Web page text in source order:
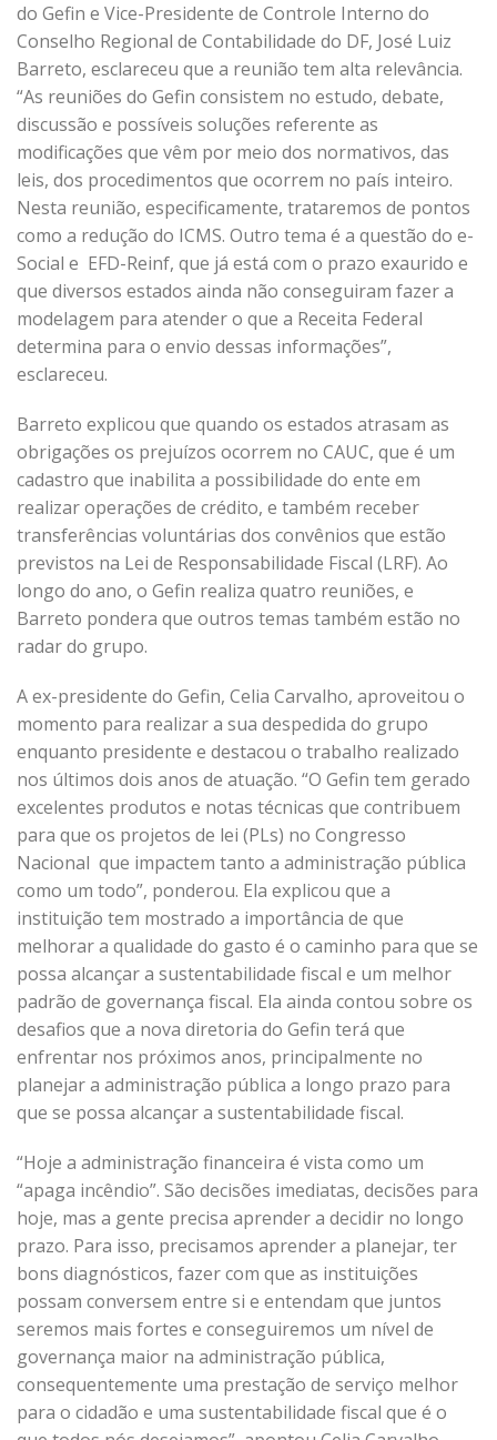
do Gefin e Vice-Presidente de Controle Interno do
Conselho Regional de Contabilidade do DF, José Luiz
Barreto, esclareceu que a reunião tem alta relevância.
“As reuniões do Gefin consistem no estudo, debate,
discussão e possíveis soluções referente as
modificações que vêm por meio dos normativos, das
leis, dos procedimentos que ocorrem no país inteiro.
Nesta reunião, especificamente, trataremos de pontos
como a redução do ICMS. Outro tema é a questão do e-
Social e EFD-Reinf, que já está com o prazo exaurido e
que diversos estados ainda não conseguiram fazer a
modelagem para atender o que a Receita Federal
determina para o envio dessas informações”,
esclareceu.
Barreto explicou que quando os estados atrasam as
obrigações os prejuízos ocorrem no CAUC, que é um
cadastro que inabilita a possibilidade do ente em
realizar operações de crédito, e também receber
transferências voluntárias dos convênios que estão
previstos na Lei de Responsabilidade Fiscal (LRF). Ao
longo do ano, o Gefin realiza quatro reuniões, e
Barreto pondera que outros temas também estão no
radar do grupo.
A ex-presidente do Gefin, Celia Carvalho, aproveitou o
momento para realizar a sua despedida do grupo
enquanto presidente e destacou o trabalho realizado
nos últimos dois anos de atuação. “O Gefin tem gerado
excelentes produtos e notas técnicas que contribuem
para que os projetos de lei (PLs) no Congresso
Nacional que impactem tanto a administração pública
como um todo”, ponderou. Ela explicou que a
instituição tem mostrado a importância de que
melhorar a qualidade do gasto é o caminho para que se
possa alcançar a sustentabilidade fiscal e um melhor
padrão de governança fiscal. Ela ainda contou sobre os
desafios que a nova diretoria do Gefin terá que
enfrentar nos próximos anos, principalmente no
planejar a administração pública a longo prazo para
que se possa alcançar a sustentabilidade fiscal.
“Hoje a administração financeira é vista como um
“apaga incêndio”. São decisões imediatas, decisões para
hoje, mas a gente precisa aprender a decidir no longo
prazo. Para isso, precisamos aprender a planejar, ter
bons diagnósticos, fazer com que as instituições
possam conversem entre si e entendam que juntos
seremos mais fortes e conseguiremos um nível de
governança maior na administração pública,
consequentemente uma prestação de serviço melhor
para o cidadão e uma sustentabilidade fiscal que é o